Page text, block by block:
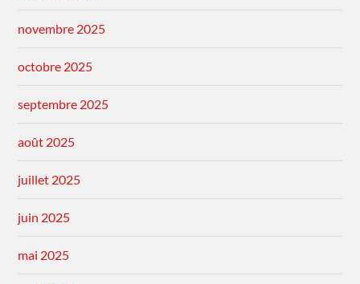
novembre 2025
octobre 2025
septembre 2025
août 2025
juillet 2025
juin 2025
mai 2025